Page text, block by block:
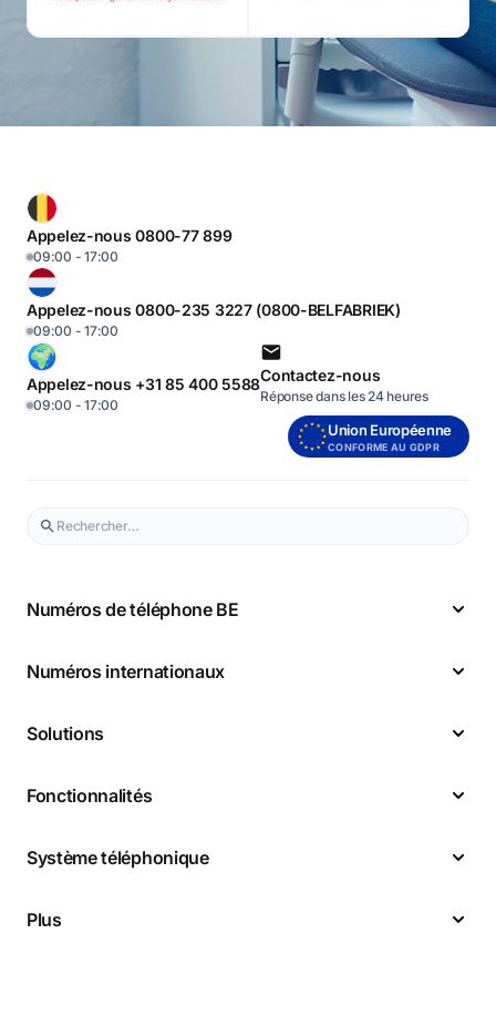
Appelez-nous 0800-77 899
09:00 - 17:00
Appelez-nous 0800-235 3227 (0800-BELFABRIEK)
09:00 - 17:00
Appelez-nous +31 85 400 5588
09:00 - 17:00
Contactez-nous
Réponse dans les 24 heures
Union Européenne
CONFORME AU GDPR
Numéros de téléphone BE
Numéros internationaux
Solutions
Fonctionnalités
Système téléphonique
Plus